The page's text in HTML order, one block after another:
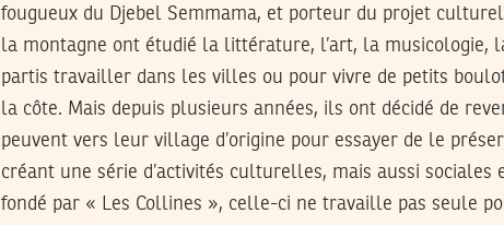
fougueux du Djebel Semmama, et porteur du projet
la montagne ont étudié la littérature, l’art, la musicologie,
partis travailler dans les villes ou pour vivre de petits
la côte. Mais depuis plusieurs années, ils ont décidé de
peuvent vers leur village d’origine pour essayer de le
créant une série d’activités culturelles, mais aussi
fondé par « Les Collines », celle-ci ne travaille pas seule